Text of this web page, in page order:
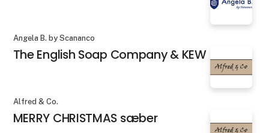
Angela B. by Scananco
The English Soap Company & KEW
Alfred & Co.
MERRY CHRISTMAS sæber